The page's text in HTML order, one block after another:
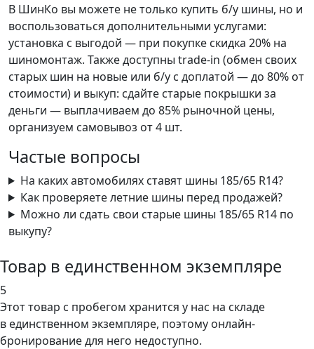
В ШинКо вы можете не только купить б/у шины, но и
воспользоваться дополнительными услугами:
установка с выгодой — при покупке скидка 20% на
шиномонтаж. Также доступны trade-in (обмен своих
старых шин на новые или б/у с доплатой — до 80% от
стоимости) и выкуп: сдайте старые покрышки за
деньги — выплачиваем до 85% рыночной цены,
организуем самовывоз от 4 шт.
Частые вопросы
На каких автомобилях ставят шины 185/65 R14?
Как проверяете летние шины перед продажей?
Можно ли сдать свои старые шины 185/65 R14 по
выкупу?
Товар в единственном экземпляре
5
Этот товар с пробегом хранится у нас на складе
в единственном экземпляре, поэтому онлайн-
бронирование для него недоступно.